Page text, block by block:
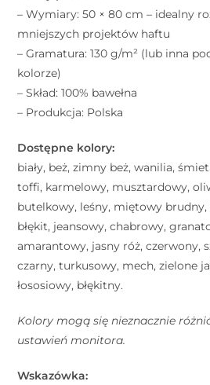
– Wymiary: 50 × 80 cm – idealny
mniejszych projektów haftu
– Gramatura: 130 g/m² (lub inna
kolorze)
– Skład: 100% bawełna
– Produkcja: Polska
Dostępne kolory:
biały, beż, zimny beż, wanilia,
toffi, karmelowy, musztardowy,
butelkowy, leśny, miętowy brudny,
błękit, jeansowy, chabrowy,
amarantowy, jasny róż, czerwony,
czarny, turkusowy, mech, zielone
łososiowy, błękitny.
Kolory mogą się nieznacznie
ustawień monitora.
Wskazówka: